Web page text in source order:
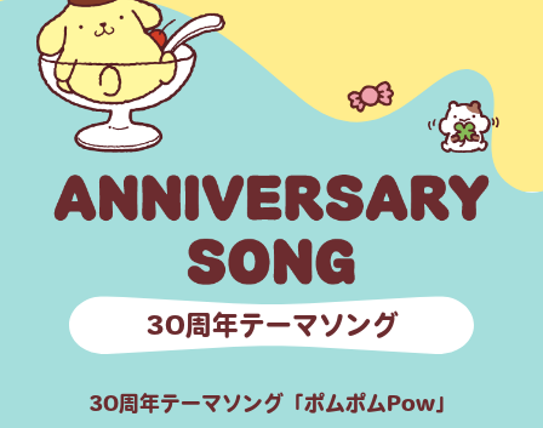
30周年テーマソング
30周年テーマソング「ポムポムPow」